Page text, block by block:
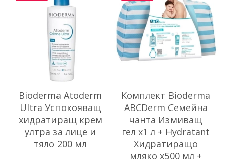
Bioderma Atoderm
Ultra Успокояващ
хидратиращ крем
ултра за лице и
тяло 200 мл
Комплект Bioderma
ABCDerm Семейна
чанта Измиващ
гел х1 л + Hydratant
Хидратиращо
мляко х500 мл +